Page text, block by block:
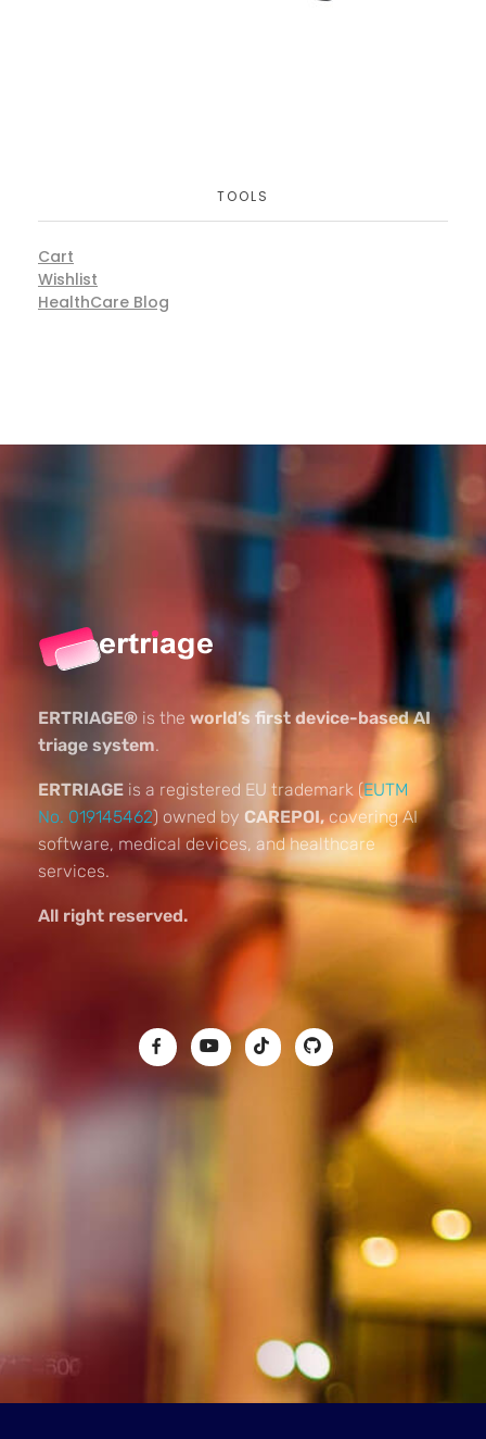
TOOLS
Cart
Wishlist
HealthCare Blog
ERTRIAGE® is the world’s first device-based AI
triage system.
ERTRIAGE is a registered EU trademark (EUTM
No. 019145462) owned by CAREPOI,covering AI
software, medical devices, and healthcare
services.
All right reserved.